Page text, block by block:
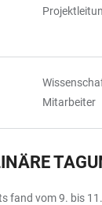
Mitarbeiter
fand vom 9. bis